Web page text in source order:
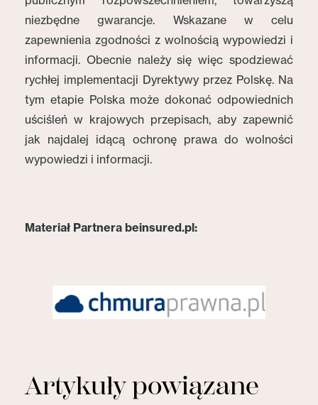
niezbędne gwarancje. Wskazane w celu
zapewnienia zgodności z wolnością wypowiedzi i
informacji. Obecnie należy się więc spodziewać
rychłej implementacji Dyrektywy przez Polskę. Na
tym etapie Polska może dokonać odpowiednich
uściśleń w krajowych przepisach, aby zapewnić
jak najdalej idącą ochronę prawa do wolności
wypowiedzi i informacji.
Materiał Partnera beinsured.pl:
Artykuły powiązane